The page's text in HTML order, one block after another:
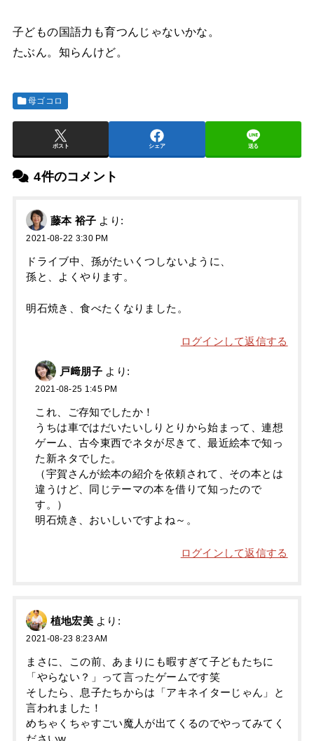
子どもの国語力も育つんじゃないかな。
たぶん。知らんけど。
母ゴコロ
ポスト シェア 送る
4件のコメント
藤本 裕子 より:
2021-08-22 3:30 PM
ドライブ中、孫がたいくつしないように、
孫と、よくやります。
明石焼き、食べたくなりました。
ログインして返信する
戸﨑朋子 より:
2021-08-25 1:45 PM
これ、ご存知でしたか！
うちは車ではだいたいしりとりから始まって、連想
ゲーム、古今東西でネタが尽きて、最近絵本で知っ
た新ネタでした。
（宇賀さんが絵本の紹介を依頼されて、その本とは
違うけど、同じテーマの本を借りて知ったので
す。）
明石焼き、おいしいですよね～。
ログインして返信する
植地宏美 より:
2021-08-23 8:23 AM
まさに、この前、あまりにも暇すぎて子どもたちに
「やらない？」って言ったゲームです笑
そしたら、息子たちからは「アキネイターじゃん」と
言われました！
めちゃくちゃすごい魔人が出てくるのでやってみてく
ださいw